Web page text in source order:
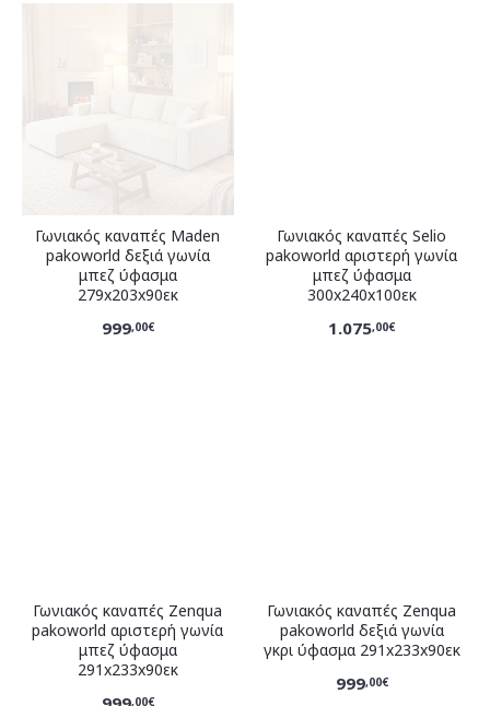
Γωνιακός καναπές Maden
pakoworld δεξιά γωνία
μπεζ ύφασμα
279x203x90εκ
999,00€
Γωνιακός καναπές Selio
pakoworld αριστερή γωνία
μπεζ ύφασμα
300x240x100εκ
1.075,00€
Γωνιακός καναπές Zenqua
pakoworld αριστερή γωνία
μπεζ ύφασμα
291x233x90εκ
,00€
Γωνιακός καναπές Zenqua
pakoworld δεξιά γωνία
γκρι ύφασμα 291x233x90εκ
999,00€